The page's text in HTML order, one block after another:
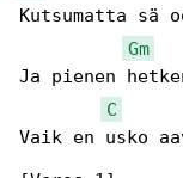
Kutsumatta sä
Gm
Ja pienen
C
Vaik en usko